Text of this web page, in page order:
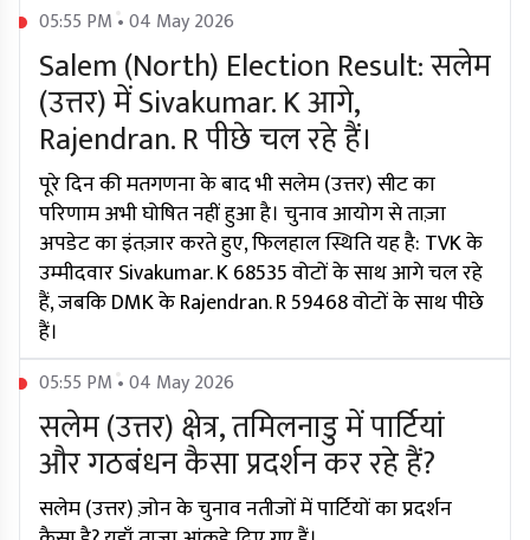
05:55 PM • 04 May 2026
Salem (North) Election Result: सलेम
(उत्तर) में Sivakumar. K आगे,
Rajendran. R पीछे चल रहे हैं।
पूरे दिन की मतगणना के बाद भी सलेम (उत्तर) सीट का
परिणाम अभी घोषित नहीं हुआ है। चुनाव आयोग से ताज़ा
अपडेट का इंतज़ार करते हुए, फिलहाल स्थिति यह है: TVK के
उम्मीदवार Sivakumar. K 68535 वोटों के साथ आगे चल रहे
हैं, जबकि DMK के Rajendran. R 59468 वोटों के साथ पीछे
हैं।
05:55 PM • 04 May 2026
सलेम (उत्तर) क्षेत्र, तमिलनाडु में पार्टियां
और गठबंधन कैसा प्रदर्शन कर रहे हैं?
सलेम (उत्तर) ज़ोन के चुनाव नतीजों में पार्टियों का प्रदर्शन